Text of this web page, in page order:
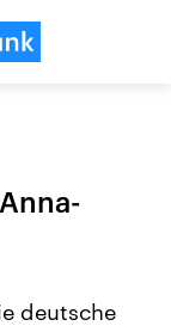
deutsche